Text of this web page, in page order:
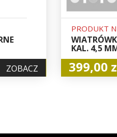
ZOBACZ
PRODUKT
KAL. 4,5
399,00